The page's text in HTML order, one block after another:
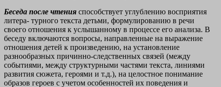
Беседа после чтения способствует углублению восприятия
литера- турного текста детьми, формулированию в речи
своего отношения к услышанному в процессе его анализа. В
беседу включаются вопросы, направленные на выражение
отношения детей к произведению, на установление
разнообразных причинно-следственных связей (между
событиями, между структурными частями текста, линиями
развития сюжета, героями и т.д.), на целостное понимание
образов героев с учетом особенностей их поведения и